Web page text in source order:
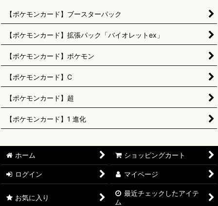
【ポケモンカード】ブースターパック
【ポケモンカード】拡張パック「バイオレットex」
【ポケモンカード】ポケモン
【ポケモンカード】C
【ポケモンカード】超
【ポケモンカード】1 進化
ホーム ショッピングカート
ログイン マイページ
お気に入り
最近チェックしたアイテ
ム